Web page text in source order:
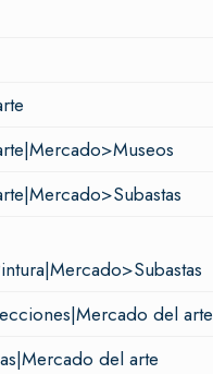
del arte
del arte